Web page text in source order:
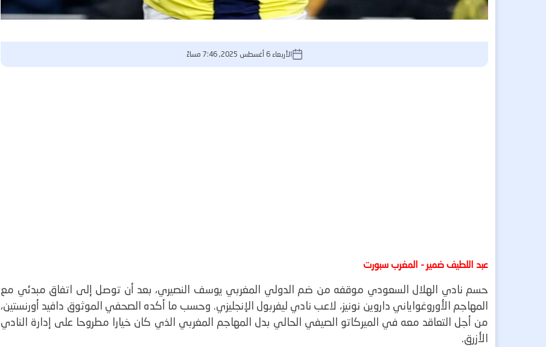
الأربعاء 6 أغسطس 2025, 7:46 مساءً
عبد اللطيف ضمير - المغرب سبورت
حسم نادي الهلال السعودي موقفه من ضم الدولي المغربي يوسف النصيري، بعد أن توصل إلى اتفاق مبدئي مع
المهاجم الأوروغواياني داروين نونيز، لاعب نادي ليفربول الإنجليزي. وحسب ما أكده الصحفي الموثوق دافيد أورنستين،
من أجل التعاقد معه في الميركاتو الصيفي الحالي بدل المهاجم المغربي الذي كان خيارا مطروحا على إدارة النادي
الأزرق.